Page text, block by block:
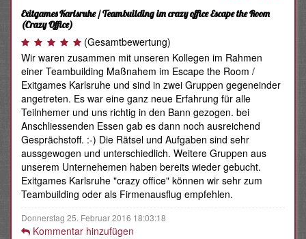
Exitgames Karlsruhe / Teambuilding im crazy office Escape the Room
(Crazy Office)
(Gesamtbewertung)
Wir waren zusammen mit unseren Kollegen im Rahmen
einer Teambuilding Maßnahem im Escape the Room /
Exitgames Karlsruhe und sind in zwei Gruppen gegeneinder
angetreten. Es war eine ganz neue Erfahrung für alle
Teilnhemer und uns richtig in den Bann gezogen. bei
Anschliessenden Essen gab es dann noch ausreichend
Gesprächstoff. :-) Die Rätsel und Aufgaben sind sehr
aussgewogen und unterschiedlich. Weitere Gruppen aus
unserem Unternehemen haben bereits wieder gebucht.
Exitgames Karlsruhe "crazy office" können wir sehr zum
Teambuilding oder als Firmenausflug empfehlen.
Donnerstag 25. Februar 2016 18:03:18
Kommentar hinzufügen